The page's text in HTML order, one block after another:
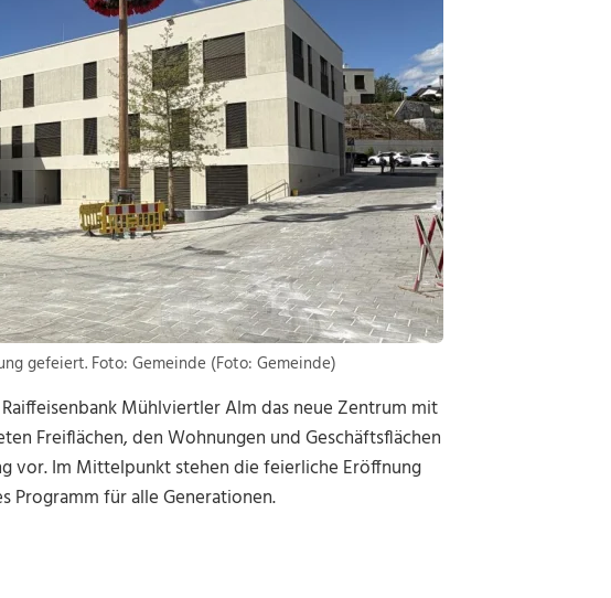
gefeiert. Foto: Gemeinde (Foto: Gemeinde)
Mühlviertler Alm das neue Zentrum mit
Freiflächen, den Wohnungen und Geschäftsflächen
vor. Im Mittelpunkt stehen die feierliche Eröffnung
Programm für alle Generationen.